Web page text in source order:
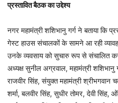
प्रस्तावित बैठक का उद्देश्य
नगर महामंत्री शशिभानु गर्ग ने बताया कि
गेस्ट हाउस संचालकों के सामने आ रही
उनके व्यवसाय को सुचारु रूप से संचालित
अध्यक्ष सुनील अग्रवाल, महामंत्री शशिभानु
राजवीर सिंह, संयुक्त महामंत्री श्रीभगवान
शर्मा, बलवीर सिंह, सुधीर तोमर, देवी सिंह,